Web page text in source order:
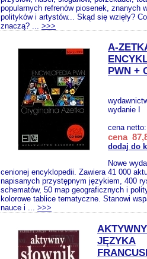
popularnych refrenów piosenek, znanych
polityków i artystów... Skąd się wzięły?
znaczą? ... >>>
A-
PWN +
wydanie I
cena
cena
dodaj do
Nowe
cenionej encyklopedii. Zawiera 41 000
napisanych przystępnym językiem, 400
schematów, 50 map geograficznych i
kolorowe tablice tematyczne. Stanowi
nauce i ... >>>
JĘZYKA